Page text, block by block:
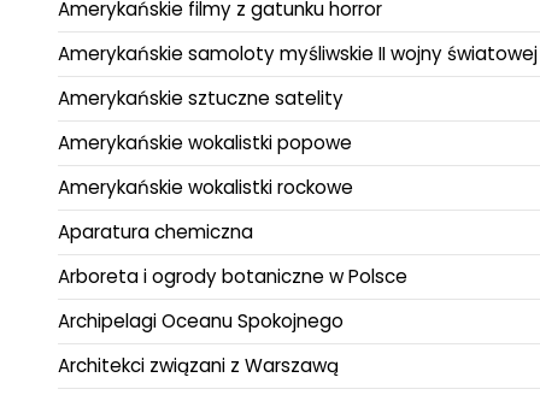
Amerykańskie filmy z gatunku horror
Amerykańskie samoloty myśliwskie II wojny światowej
Amerykańskie sztuczne satelity
Amerykańskie wokalistki popowe
Amerykańskie wokalistki rockowe
Aparatura chemiczna
Arboreta i ogrody botaniczne w Polsce
Archipelagi Oceanu Spokojnego
Architekci związani z Warszawą